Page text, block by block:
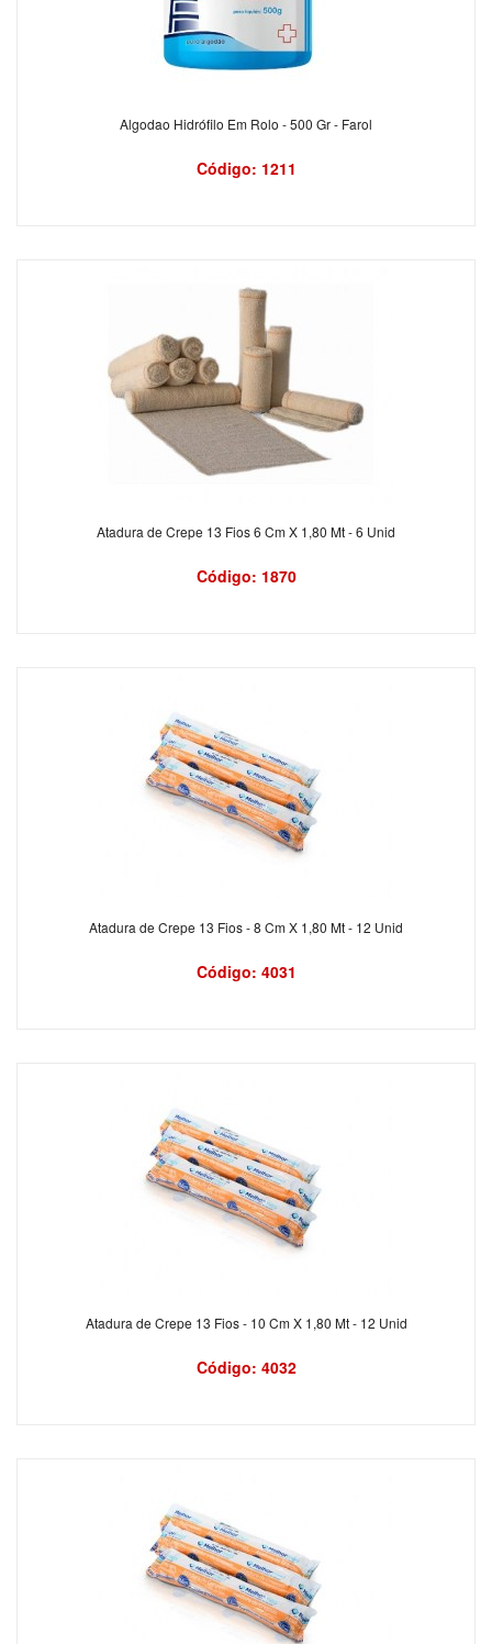
Algodao Hidrófilo Em Rolo - 500 Gr - Farol
Código: 1211
Atadura de Crepe 13 Fios 6 Cm X 1,80 Mt - 6 Unid
Código: 1870
Atadura de Crepe 13 Fios - 8 Cm X 1,80 Mt - 12 Unid
Código: 4031
Atadura de Crepe 13 Fios - 10 Cm X 1,80 Mt - 12 Unid
Código: 4032